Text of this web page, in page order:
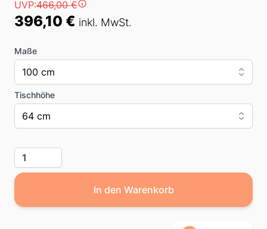
Preis
UVP:466,00 €
396,10 € inkl. MwSt.
Maße
100 cm
Tischhöhe
64 cm
Menge
In den Warenkorb